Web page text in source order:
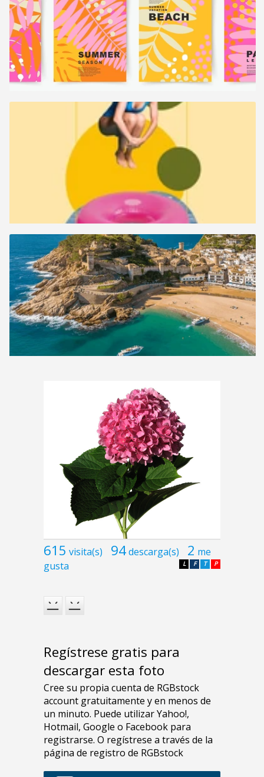
615 visita(s) 94descarga(s) 2 me
gusta
P
T
F
L
Regístrese gratis para
descargar esta foto